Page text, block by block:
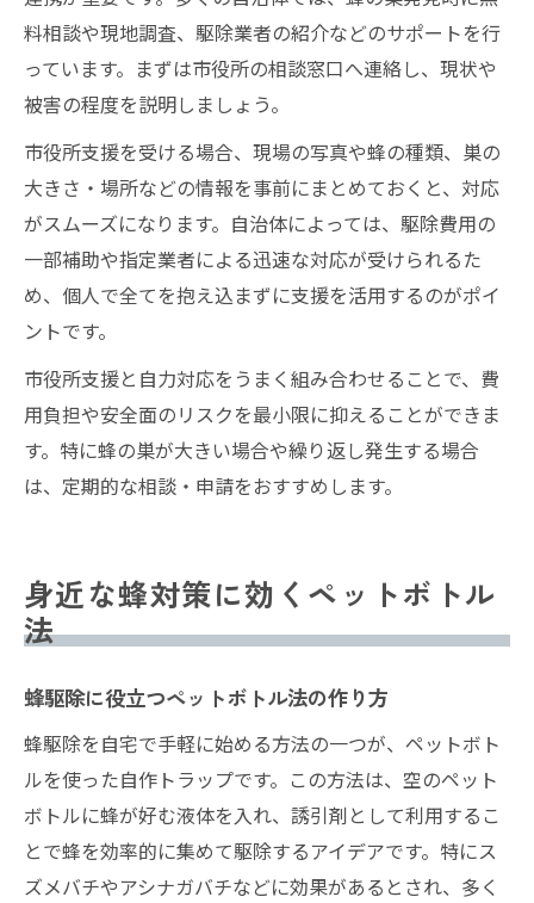
料相談や現地調査、駆除業者の紹介などのサポートを行
っています。まずは市役所の相談窓口へ連絡し、現状や
被害の程度を説明しましょう。
市役所支援を受ける場合、現場の写真や蜂の種類、巣の
大きさ・場所などの情報を事前にまとめておくと、対応
がスムーズになります。自治体によっては、駆除費用の
一部補助や指定業者による迅速な対応が受けられるた
め、個人で全てを抱え込まずに支援を活用するのがポイ
ントです。
市役所支援と自力対応をうまく組み合わせることで、費
用負担や安全面のリスクを最小限に抑えることができま
す。特に蜂の巣が大きい場合や繰り返し発生する場合
は、定期的な相談・申請をおすすめします。
身近な蜂対策に効くペットボトル
法
蜂駆除に役立つペットボトル法の作り方
蜂駆除を自宅で手軽に始める方法の一つが、ペットボト
ルを使った自作トラップです。この方法は、空のペット
ボトルに蜂が好む液体を入れ、誘引剤として利用するこ
とで蜂を効率的に集めて駆除するアイデアです。特にス
ズメバチやアシナガバチなどに効果があるとされ、多く